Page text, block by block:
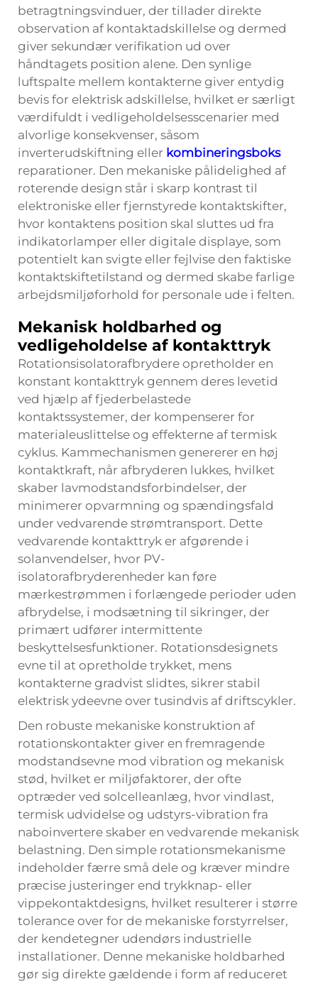
betragtningsvinduer, der tillader direkte
observation af kontaktadskillelse og dermed
giver sekundær verifikation ud over
håndtagets position alene. Den synlige
luftspalte mellem kontakterne giver entydig
bevis for elektrisk adskillelse, hvilket er særligt
værdifuldt i vedligeholdelsesscenarier med
alvorlige konsekvenser, såsom
inverterudskiftning eller kombineringsboks
reparationer. Den mekaniske pålidelighed af
roterende design står i skarp kontrast til
elektroniske eller fjernstyrede kontaktskifter,
hvor kontaktens position skal sluttes ud fra
indikatorlamper eller digitale displaye, som
potentielt kan svigte eller fejlvise den faktiske
kontaktskiftetilstand og dermed skabe farlige
arbejdsmiljøforhold for personale ude i felten.
Mekanisk holdbarhed og
vedligeholdelse af kontakttryk
Rotationsisolatorafbrydere opretholder en
konstant kontakttryk gennem deres levetid
ved hjælp af fjederbelastede
kontaktssystemer, der kompenserer for
materialeuslittelse og effekterne af termisk
cyklus. Kammechanismen genererer en høj
kontaktkraft, når afbryderen lukkes, hvilket
skaber lavmodstandsforbindelser, der
minimerer opvarmning og spændingsfald
under vedvarende strømtransport. Dette
vedvarende kontakttryk er afgørende i
solanvendelser, hvor PV-
isolatorafbryderenheder kan føre
mærkestrømmen i forlængede perioder uden
afbrydelse, i modsætning til sikringer, der
primært udfører intermittente
beskyttelsesfunktioner. Rotationsdesignets
evne til at opretholde trykket, mens
kontakterne gradvist slidtes, sikrer stabil
elektrisk ydeevne over tusindvis af driftscykler.
Den robuste mekaniske konstruktion af
rotationskontakter giver en fremragende
modstandsevne mod vibration og mekanisk
stød, hvilket er miljøfaktorer, der ofte
optræder ved solcelleanlæg, hvor vindlast,
termisk udvidelse og udstyrs-vibration fra
naboinvertere skaber en vedvarende mekanisk
belastning. Den simple rotationsmekanisme
indeholder færre små dele og kræver mindre
præcise justeringer end trykknap- eller
vippekontaktdesigns, hvilket resulterer i større
tolerance over for de mekaniske forstyrrelser,
der kendetegner udendørs industrielle
installationer. Denne mekaniske holdbarhed
gør sig direkte gældende i form af reduceret